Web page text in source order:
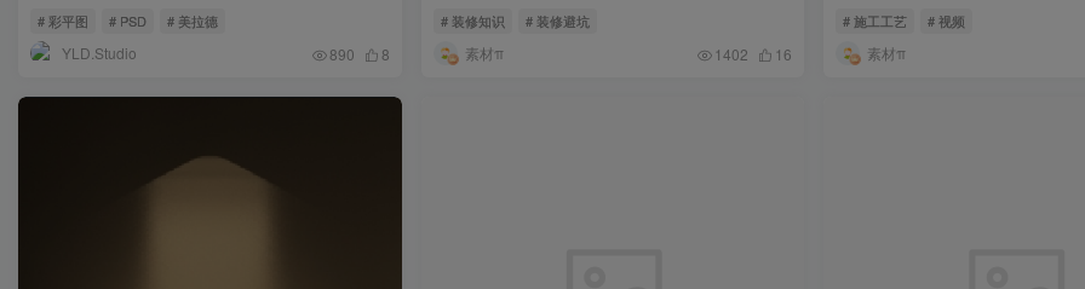
# 彩平图 # PSD # 美拉德
YLD.Studio 890 8
# 装修知识 # 装修避坑
素材π 1402 16
# 施工工艺 # 视频
素材π